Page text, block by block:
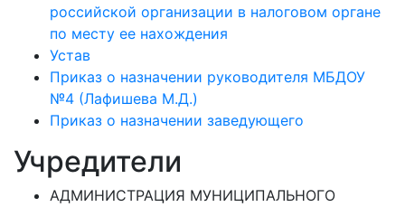
российской организации в налоговом органе
по месту ее нахождения
Устав
Приказ о назначении руководителя МБДОУ
№4 (Лафишева М.Д.)
Приказ о назначении заведующего
Учредители
АДМИНИСТРАЦИЯ МУНИЦИПАЛЬНОГО